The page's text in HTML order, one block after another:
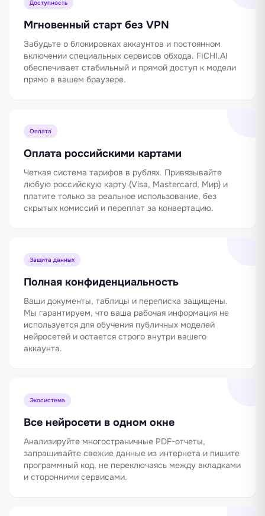
Доступность
Мгновенный старт без VPN
Забудьте о блокировках аккаунтов и постоянном
включении специальных сервисов обхода. FICHI.AI
обеспечивает стабильный и прямой доступ к модели
прямо в вашем браузере.
Оплата
Оплата российскими картами
Четкая система тарифов в рублях. Привязывайте
любую российскую карту (Visa, Mastercard, Мир) и
платите только за реальное использование, без
скрытых комиссий и переплат за конвертацию.
Защита данных
Полная конфиденциальность
Ваши документы, таблицы и переписка защищены.
Мы гарантируем, что ваша рабочая информация не
используется для обучения публичных моделей
нейросетей и остается строго внутри вашего
аккаунта.
Экосистема
Все нейросети в одном окне
Анализируйте многостраничные PDF-отчеты,
запрашивайте свежие данные из интернета и пишите
программный код, не переключаясь между вкладками
и сторонними сервисами.